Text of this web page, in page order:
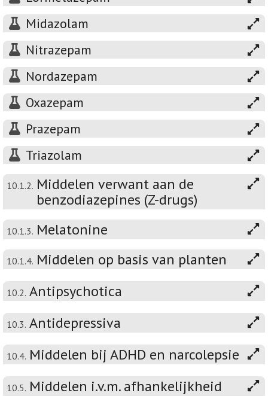
Midazolam
Nitrazepam
Nordazepam
Oxazepam
Prazepam
Triazolam
10.1.2. Middelen verwant aan de
benzodiazepines (Z-drugs)
10.1.3. Melatonine
10.1.4. Middelen op basis van planten
10.2. Antipsychotica
10.3. Antidepressiva
10.4. Middelen bij ADHD en narcolepsie
10.5. Middelen i.v.m. afhankelijkheid